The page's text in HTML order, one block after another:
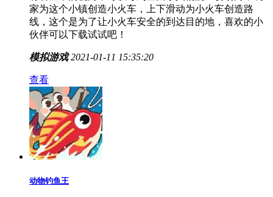
爱的火车转圈圈游戏是一款非常好玩的游戏，这款游戏
有着上帝的视角，可以考到里面小人物的一切动向，玩
家为这个小镇创造小火车，上下滑动为小火车创造路
线，这个是为了让小火车安全的到达目的地，喜欢的小
伙伴可以下载试试吧！
模拟游戏 2021-01-11 15:35:20